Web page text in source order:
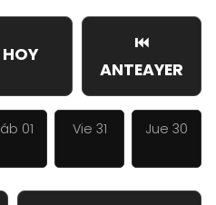
HOY
⏮️
ANTEAYER
01 Vie 31 Jue 30